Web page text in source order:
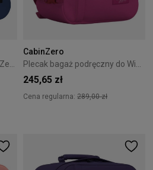
CabinZero
245,65 zł
Cena regularna: 289,00 zł